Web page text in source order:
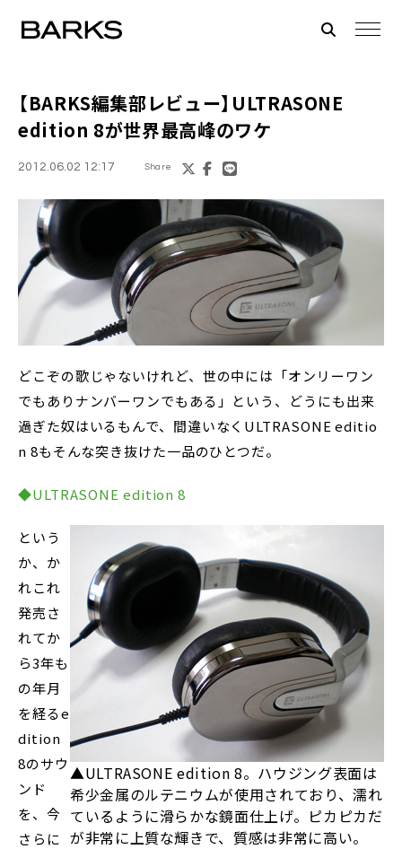
【BARKS編集部レビュー】 ULTRASONE
edition 8が世界最高峰のワケ
2012.06.02 12:17 Share
どこぞの歌じゃないけれど、世の中には「オンリーワン
でもありナンバーワンでもある」という、どうにも出来
過ぎた奴はいるもんで、間違いなくULTRASONE editio
n 8もそんな突き抜けた一品のひとつだ。
◆ULTRASONE edition 8
▲ULTRASONE edition 8。ハウジング表面は
希少金属のルテニウムが使用されており、濡れ
ているように滑らかな鏡面仕上げ。ピカピカだ
が非常に上質な輝きで、質感は非常に高い。
という
か、か
れこれ
発売さ
れてか
ら3年も
の年月
を経るe
dition
8のサウ
ンド
を、今
さらに